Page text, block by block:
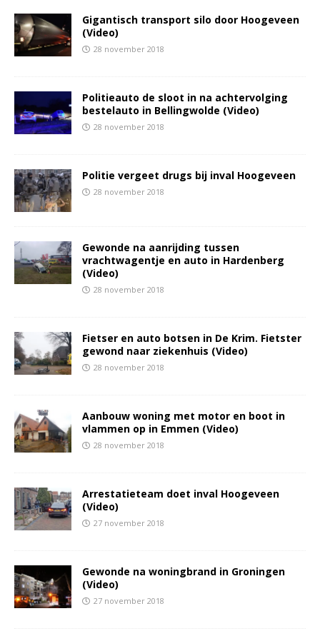
Gigantisch transport silo door Hoogeveen
(Video)
28 november 2018
Politieauto de sloot in na achtervolging
bestelauto in Bellingwolde (Video)
28 november 2018
Politie vergeet drugs bij inval Hoogeveen
28 november 2018
Gewonde na aanrijding tussen
vrachtwagentje en auto in Hardenberg
(Video)
28 november 2018
Fietser en auto botsen in De Krim. Fietster
gewond naar ziekenhuis (Video)
28 november 2018
Aanbouw woning met motor en boot in
vlammen op in Emmen (Video)
28 november 2018
Arrestatieteam doet inval Hoogeveen
(Video)
27 november 2018
Gewonde na woningbrand in Groningen
(Video)
27 november 2018